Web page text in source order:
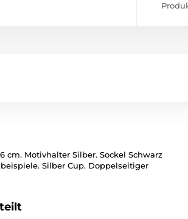
cm. Motivhalter Silber. Sockel Schwarz
Silber Cup. Doppelseitiger